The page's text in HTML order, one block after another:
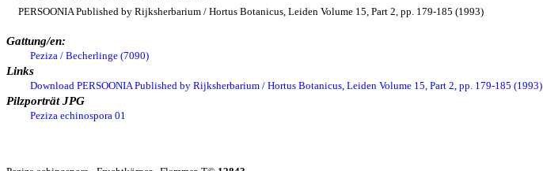
PERSOONIA Published by Rijksherbarium / Hortus Botanicus, Leiden Volume 15, Part 2, pp. 179-185 (1993)
Gattung/en:
Peziza / Becherlinge (7090)
Links
Download PERSOONIA Published by Rijksherbarium / Hortus Botanicus, Leiden Volume 15, Part 2, pp. 179-185 (1993)
Pilzporträt JPG
Peziza echinospora 01